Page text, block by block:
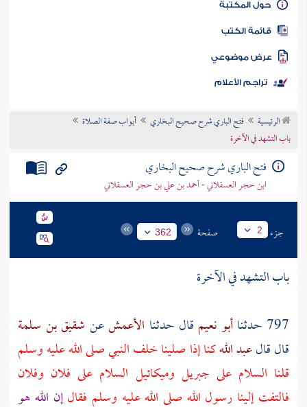
المكتبة
الكتب
موضوعي
تراجم الأعلام
الرئيسية فتح الباري شرح صحيح البخاري
أبواب صفة الصلاة
باب التشهد في الآخرة
فتح الباري شرح صحيح البخاري
ابن حجر العسقلاني - أحمد بن علي بن حجر العسقلاني
جزء 2 صفحة 362
باب التشهد في الآخرة
797 حدثنا
أبو نعيم قال حدثنا الأعمشعن شقيق بن سلمة
قال قالعبد اللهكنا إذا صلينا خلف النبي صلى الله عليه وسلم
قلنا السلام على جبريل وميكائيل السلام على فلان وفلان
فالتفت إلينا رسول الله صلى الله عليه وسلم فقالإن الله هو